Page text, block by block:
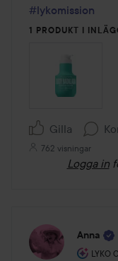
#lykomission
1 PRODUKT I
Gilla
762 visningar
Logga in
Anna
LYKO